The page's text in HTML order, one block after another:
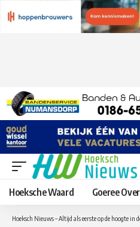
Hoeksche Waard Goeree
Hoeksch Nieuws – Altijd als eerste op de hoogte in